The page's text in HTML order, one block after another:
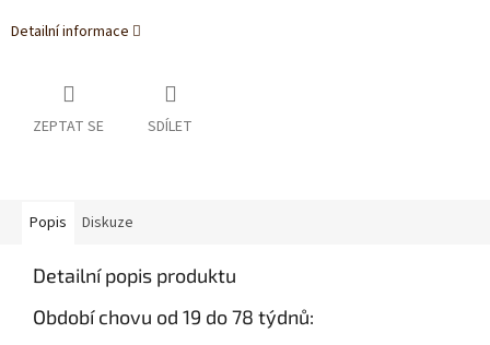
Detailní informace
ZEPTAT SE SDÍLET
Popis Diskuze
Detailní popis produktu
Období chovu od 19 do 78 týdnů: